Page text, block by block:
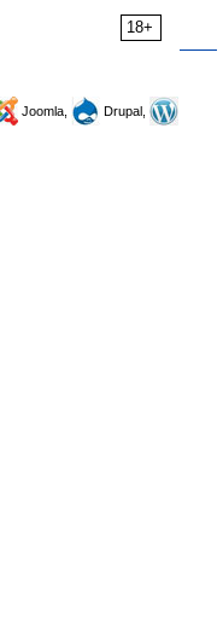
18+
Joomla,
Drupal,